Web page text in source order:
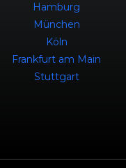
Hamburg
München
Köln
Frankfurt am Main
Stuttgart